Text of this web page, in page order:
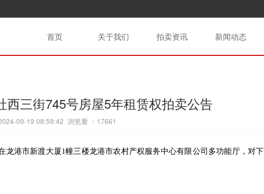
首页 关于我们 拍卖资讯 新闻动态
西三街745号房屋5年租赁权拍卖公告
09-19 08:59:42 浏览量 ： 17661
龙港市新渡大厦1幢三楼龙港市农村产权服务中心有限公司 多功能厅，对下